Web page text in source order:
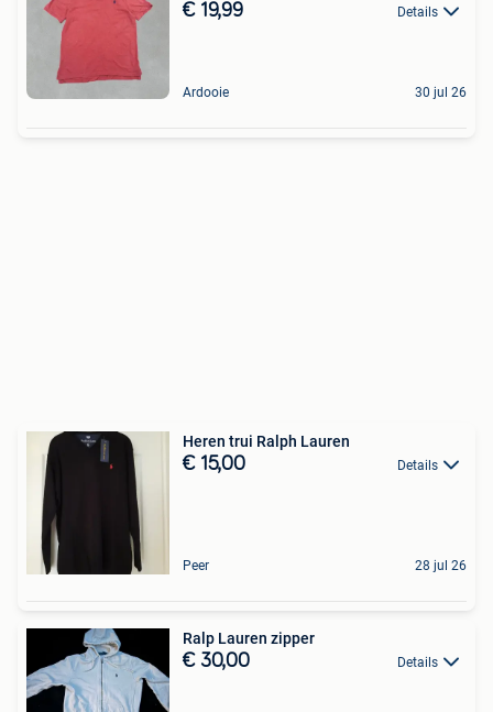
€ 19,99 Details
Ardooie 30 jul 26
Heren trui Ralph Lauren
€ 15,00 Details
Peer 28 jul 26
Ralp Lauren zipper
€ 30,00 Details